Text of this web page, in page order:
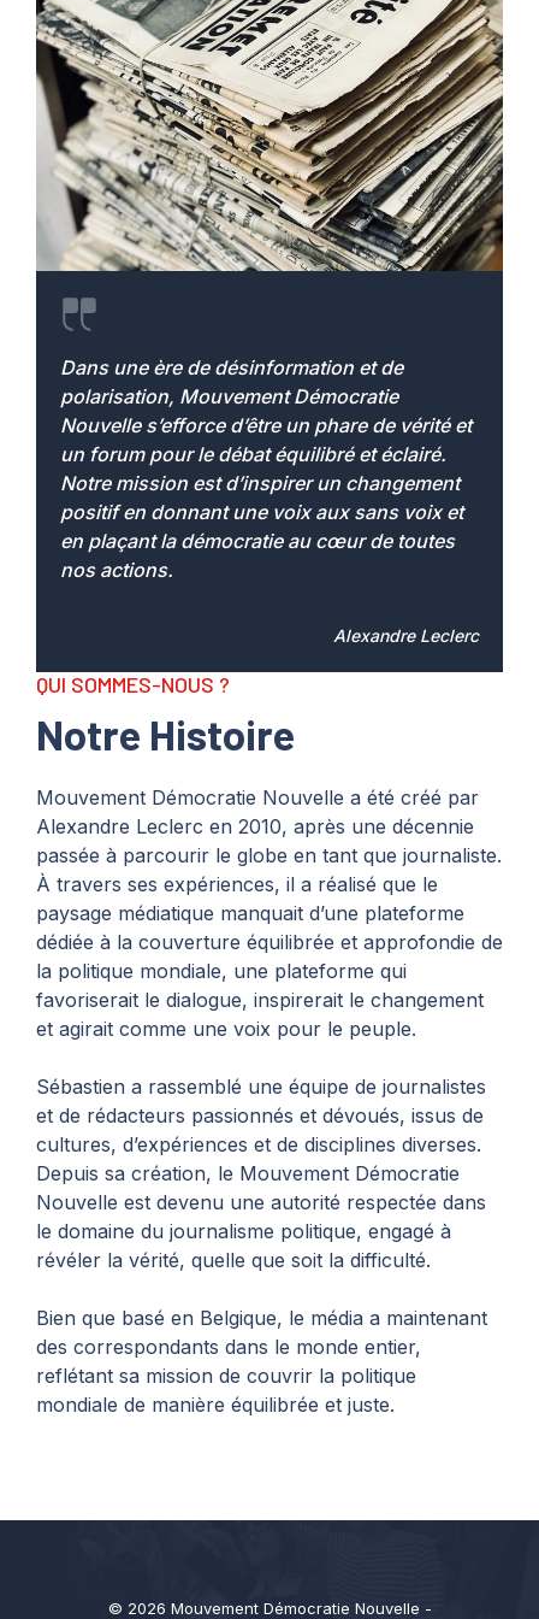
Dans une ère de désinformation et de
polarisation, Mouvement Démocratie
Nouvelle s’efforce d’être un phare de vérité et
un forum pour le débat équilibré et éclairé.
Notre mission est d’inspirer un changement
positif en donnant une voix aux sans voix et
en plaçant la démocratie au cœur de toutes
nos actions.
Alexandre Leclerc
QUI SOMMES-NOUS ?
Notre Histoire
Mouvement Démocratie Nouvelle a été créé par
Alexandre Leclerc en 2010, après une décennie
passée à parcourir le globe en tant que journaliste.
À travers ses expériences, il a réalisé que le
paysage médiatique manquait d’une plateforme
dédiée à la couverture équilibrée et approfondie de
la politique mondiale, une plateforme qui
favoriserait le dialogue, inspirerait le changement
et agirait comme une voix pour le peuple.
Sébastien a rassemblé une équipe de journalistes
et de rédacteurs passionnés et dévoués, issus de
cultures, d’expériences et de disciplines diverses.
Depuis sa création, le Mouvement Démocratie
Nouvelle est devenu une autorité respectée dans
le domaine du journalisme politique, engagé à
révéler la vérité, quelle que soit la difficulté.
Bien que basé en Belgique, le média a maintenant
des correspondants dans le monde entier,
reflétant sa mission de couvrir la politique
mondiale de manière équilibrée et juste.
© 2026 Mouvement Démocratie Nouvelle -